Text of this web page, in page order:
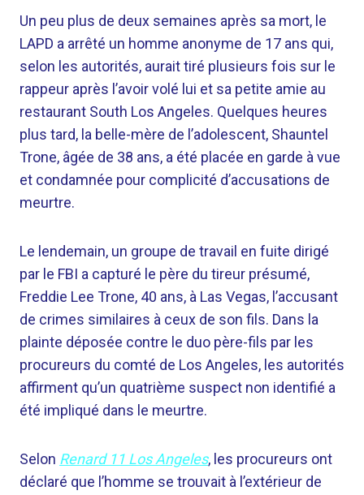
Un peu plus de deux semaines après sa mort, le
LAPD a arrêté un homme anonyme de 17 ans qui,
selon les autorités, aurait tiré plusieurs fois sur le
rappeur après l’avoir volé lui et sa petite amie au
restaurant South Los Angeles. Quelques heures
plus tard, la belle-mère de l’adolescent, Shauntel
Trone, âgée de 38 ans, a été placée en garde à vue
et condamnée pour complicité d’accusations de
meurtre.
Le lendemain, un groupe de travail en fuite dirigé
par le FBI a capturé le père du tireur présumé,
Freddie Lee Trone, 40 ans, à Las Vegas, l’accusant
de crimes similaires à ceux de son fils. Dans la
plainte déposée contre le duo père-fils par les
procureurs du comté de Los Angeles, les autorités
affirment qu’un quatrième suspect non identifié a
été impliqué dans le meurtre.
Selon Renard 11 Los Angeles, les procureurs ont
déclaré que l’homme se trouvait à l’extérieur de